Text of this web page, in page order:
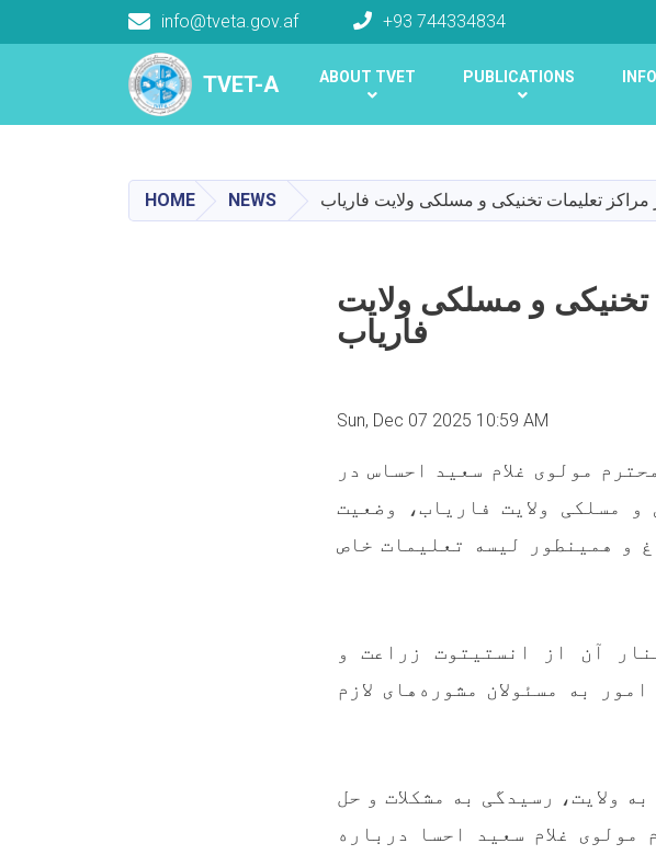
TVET-A
info@tveta.gov.af +93 744334834
Main navigation
TVET-A ABOUT TVET PUBLICATIONS
HOME NEWS مراکز تعلیمات تخنیکی و مسلکی ولایت فاریاب
تخنیکی و مسلکی ولایت
فاریاب
Sun, Dec 07 2025 10:59 AM
مولوی غلام سعید احساس در
مسلکی ولایت فاریاب، وضعیت
و همینطور لیسه تعلیمات خاص
آن از انستیتوت زراعت و
به مسئولان مشوره‌های لازم
ولایت، رسیدگی به مشکلات و حل
غلام سعید احسا درباره